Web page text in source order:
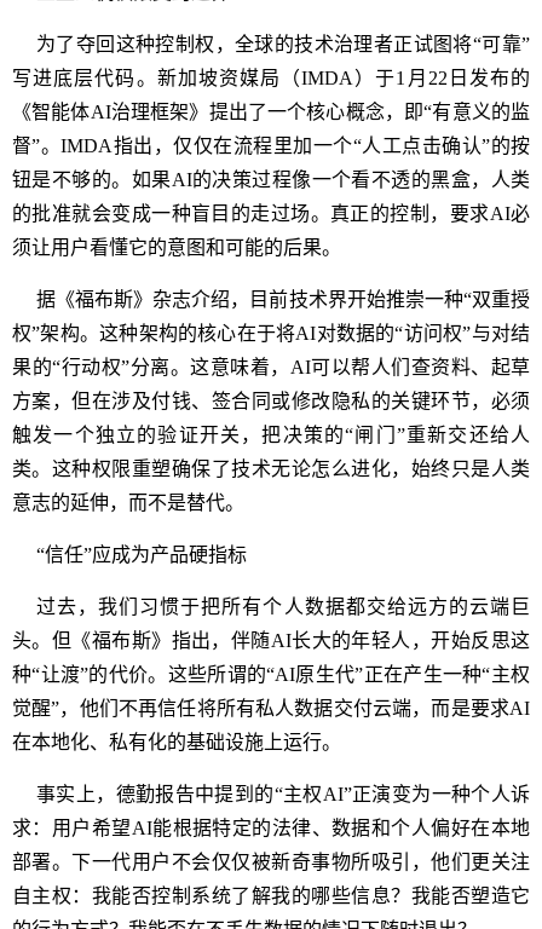
为了夺回这种控制权，全球的技术治理者正试图将“可靠”
写进底层代码。新加坡资媒局（IMDA）于1月22日发布的
《智能体AI治理框架》提出了一个核心概念，即“有意义的监
督”。IMDA指出，仅仅在流程里加一个“人工点击确认”的按
钮是不够的。如果AI的决策过程像一个看不透的黑盒，人类
的批准就会变成一种盲目的走过场。真正的控制，要求AI必
须让用户看懂它的意图和可能的后果。
据《福布斯》杂志介绍，目前技术界开始推崇一种“双重授
权”架构。这种架构的核心在于将AI对数据的“访问权”与对结
果的“行动权”分离。这意味着，AI可以帮人们查资料、起草
方案，但在涉及付钱、签合同或修改隐私的关键环节，必须
触发一个独立的验证开关，把决策的“闸门”重新交还给人
类。这种权限重塑确保了技术无论怎么进化，始终只是人类
意志的延伸，而不是替代。
“信任”应成为产品硬指标
过去，我们习惯于把所有个人数据都交给远方的云端巨
头。但《福布斯》指出，伴随AI长大的年轻人，开始反思这
种“让渡”的代价。这些所谓的“AI原生代”正在产生一种“主权
觉醒”，他们不再信任将所有私人数据交付云端，而是要求AI
在本地化、私有化的基础设施上运行。
事实上，德勤报告中提到的“主权AI”正演变为一种个人诉
求：用户希望AI能根据特定的法律、数据和个人偏好在本地
部署。下一代用户不会仅仅被新奇事物所吸引，他们更关注
自主权：我能否控制系统了解我的哪些信息？我能否塑造它